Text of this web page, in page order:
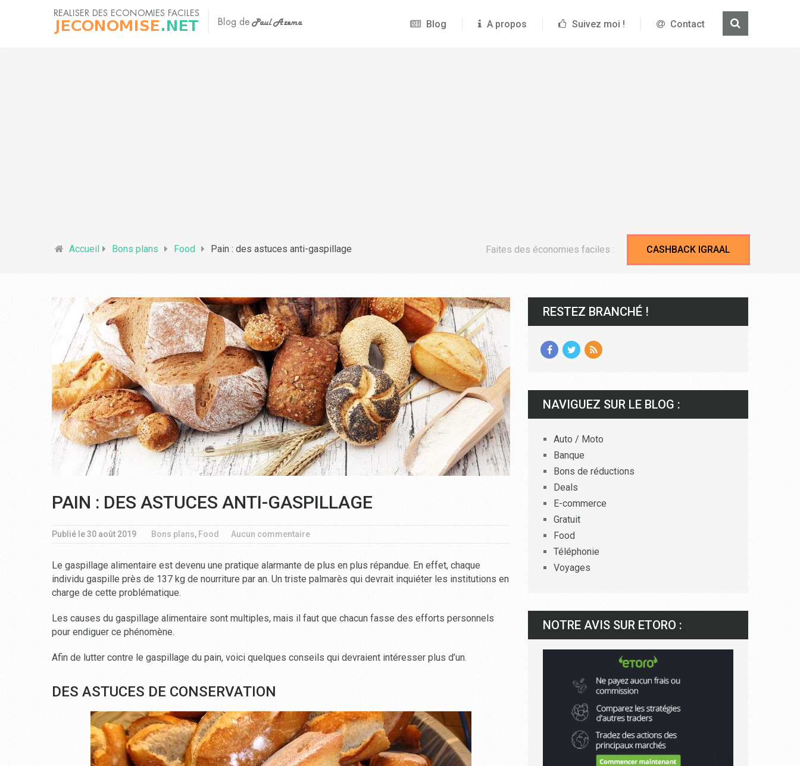
Blog A propos Suivez moi ! Contact
Accueil Bons plans Food Pain : des astuces anti-gaspillage Faites des économies faciles : CASHBACK IGRAAL
PAIN : DES ASTUCES ANTI-GASPILLAGE
Publié le30 août 2019 Bons plans, Food Aucun commentaire
Le gaspillage alimentaire est devenu une pratique alarmante de plus en plus répandue. En effet, chaque
individu gaspille près de 137 kg de nourriture par an. Un triste palmarès qui devrait inquiéter les institutions en
charge de cette problématique.
Les causes du gaspillage alimentaire sont multiples, mais il faut que chacun fasse des efforts personnels
pour endiguer ce phénomène.
Afin de lutter contre le gaspillage du pain, voici quelques conseils qui devraient intéresser plus d’un.
DES ASTUCES DE CONSERVATION
RESTEZ BRANCHÉ !
NAVIGUEZ SUR LE BLOG :
Auto / Moto
Banque
Bons de réductions
Deals
E-commerce
Gratuit
Food
Téléphonie
Voyages
NOTRE AVIS SUR ETORO :